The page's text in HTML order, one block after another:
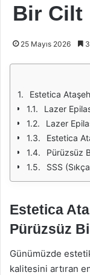
Bir Cilt
25 Mayıs 2026
Estetica
Lazer
Lazer
Estetica
Pürüzsüz
SSS
Estetica
Pürüzsüz
Günümüzde
kalitesini artıran